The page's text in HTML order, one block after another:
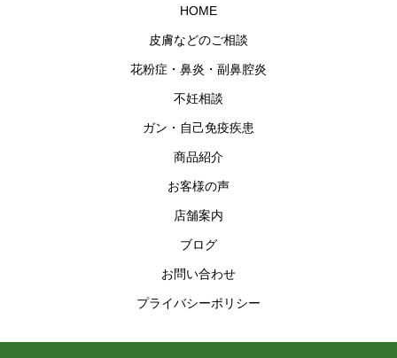
HOME
皮膚などのご相談
花粉症・鼻炎・副鼻腔炎
不妊相談
ガン・自己免疫疾患
商品紹介
お客様の声
店舗案内
ブログ
お問い合わせ
プライバシーポリシー